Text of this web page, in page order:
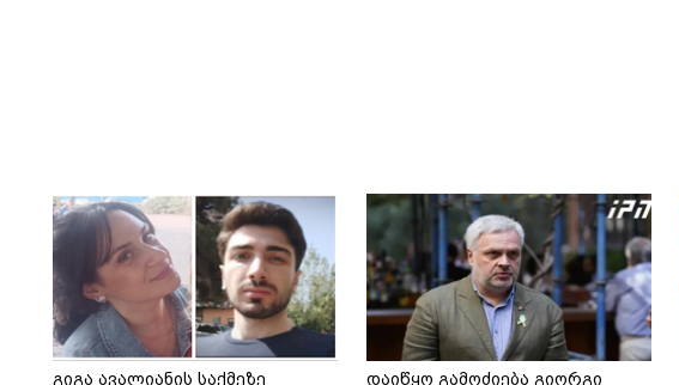
გიგა ავალიანის საქმეზე
დაიწყო გამოძიება გიორგი